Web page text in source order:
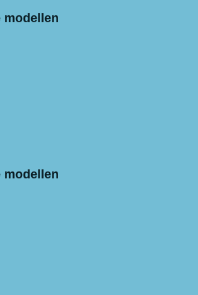
modellen
modellen